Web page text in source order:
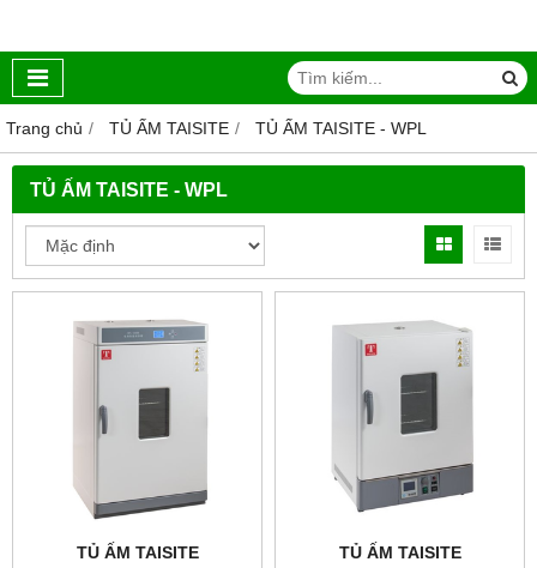
Trang chủ TỦ ẤM TAISITE TỦ ẤM TAISITE - WPL
TỦ ẤM TAISITE - WPL
TỦ ẤM TAISITE
TỦ ẤM TAISITE